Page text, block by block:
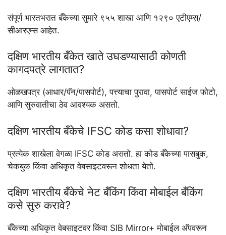
संपूर्ण भारतभरात बँकेच्या सुमारे ९५५ शाखा आणि १२९० एटीएम्स/
सीआरएम्स आहेत.
दक्षिण भारतीय बँकेत खाते उघडण्यासाठी कोणती
कागदपत्रे लागतात?
ओळखपत्र (आधार/पॅन/पासपोर्ट), पत्त्याचा पुरावा, पासपोर्ट साईज फोटो,
आणि सुरुवातीचा ठेव आवश्यक असतो.
दक्षिण भारतीय बँकेचे IFSC कोड कसा शोधावा?
प्रत्येक शाखेला वेगळा IFSC कोड असतो. हा कोड बँकेच्या पासबुक,
चेकबुक किंवा अधिकृत वेबसाइटवरून शोधता येतो.
दक्षिण भारतीय बँकेचे नेट बँकिंग किंवा मोबाईल बँकिंग
कसे सुरु करावे?
बँकेच्या अधिकृत वेबसाइटवर किंवा SIB Mirror+ मोबाईल अ‍ॅपवरून